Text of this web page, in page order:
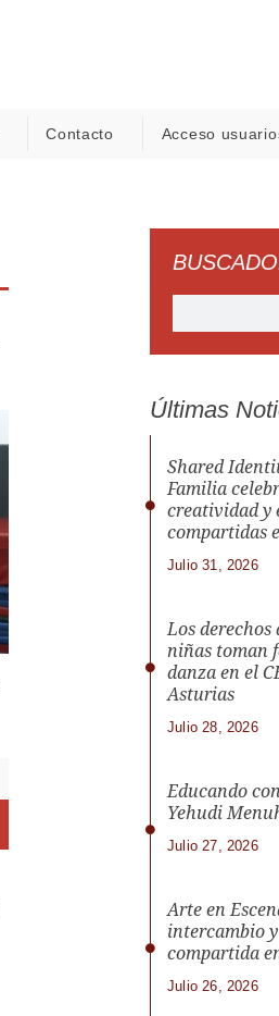
Contacto Acceso
Últimas
Shared
Familia
creatividad y
compartidas
Julio 31, 2026
Los derechos
niñas toman
danza en el
Asturias
Julio 28, 2026
Educando
Yehudi
Julio 27, 2026
Arte en
intercambio
compartida
Julio 26, 2026